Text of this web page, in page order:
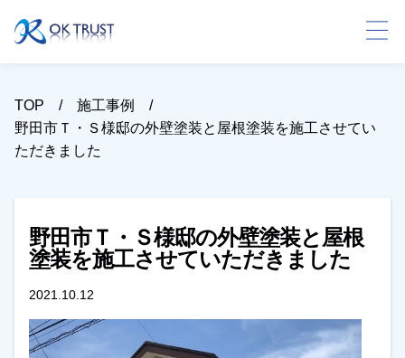
TOP
施工事例
野田市Ｔ・Ｓ様邸の外壁塗装と屋根塗装を施工させてい
ただきました
野田市Ｔ・Ｓ様邸の外壁塗装と屋根
塗装を施工させていただきました
2021.10.12